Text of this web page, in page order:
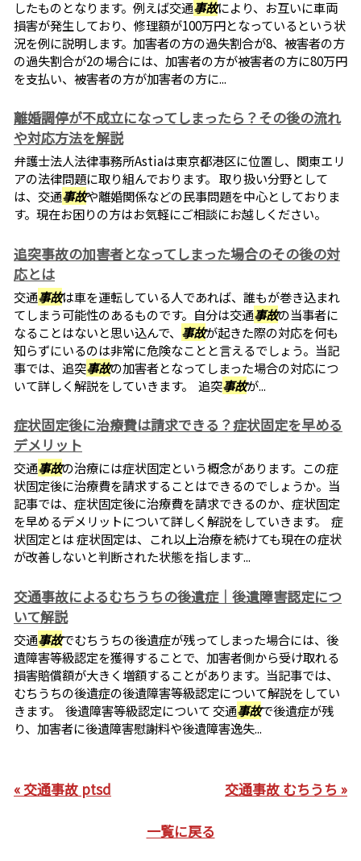
したものとなります。例えば交通事故により、お互いに車両
損害が発生しており、修理額が100万円となっているという状
況を例に説明します。加害者の方の過失割合が8、被害者の方
の過失割合が2の場合には、加害者の方が被害者の方に80万円
を支払い、被害者の方が加害者の方に...
離婚調停が不成立になってしまったら？その後の流れ
や対応方法を解説
弁護士法人法律事務所Astiaは東京都港区に位置し、関東エリ
アの法律問題に取り組んでおります。 取り扱い分野として
は、交通事故や離婚関係などの民事問題を中心としておりま
す。現在お困りの方はお気軽にご相談にお越しください。
追突事故の加害者となってしまった場合のその後の対
応とは
交通事故は車を運転している人であれば、誰もが巻き込まれ
てしまう可能性のあるものです。自分は交通事故の当事者に
なることはないと思い込んで、 事故が起きた際の対応を何も
知らずにいるのは非常に危険なことと言えるでしょう。当記
事では、追突事故の加害者となってしまった場合の対応につ
いて詳しく解説をしていきます。 追突事故が...
症状固定後に治療費は請求できる？症状固定を早める
デメリット
交通事故の治療には症状固定という概念があります。この症
状固定後に治療費を請求することはできるのでしょうか。当
記事では、症状固定後に治療費を請求できるのか、症状固定
を早めるデメリットについて詳しく解説をしていきます。 症
状固定とは 症状固定は、これ以上治療を続けても現在の症状
が改善しないと判断された状態を指します...
交通事故によるむちうちの後遺症｜後遺障害認定につ
いて解説
交通事故でむちうちの後遺症が残ってしまった場合には、後
遺障害等級認定を獲得することで、加害者側から受け取れる
損害賠償額が大きく増額することがあります。当記事では、
むちうちの後遺症の後遺障害等級認定について解説をしてい
きます。 後遺障害等級認定について 交通事故で後遺症が残
り、加害者に後遺障害慰謝料や後遺障害逸失...
« 交通事故 ptsd 交通事故 むちうち »
一覧に戻る